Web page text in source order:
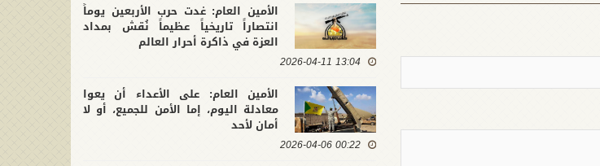
الأمين العام: غدت حرب الأربعين يوماً
انتصاراً تاريخياً عظيماً نُقش بمداد
العزة في ذاكرة أحرار العالم
13:04 2026-04-11
الأمين العام: على الأعداء أن يعوا
معادلة اليوم، إما الأمن للجميع، أو لا
أمان لأحد
00:22 2026-04-06